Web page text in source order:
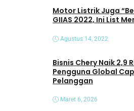
Motor Listrik Juga
GIIAS 2022, Ini List
Agustus 14, 2022
Bisnis Chery Naik 2,9
Pengguna Global
Pelanggan
Maret 6, 2026